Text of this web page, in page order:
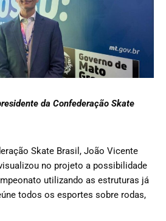
da Confederação Skate
Skate Brasil, João Vicente
no projeto a possibilidade
utilizando as estruturas já
todos os esportes sobre rodas,